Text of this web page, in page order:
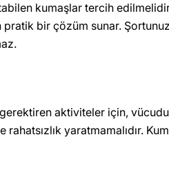
kumaşlar tercih
bir çözüm sunar.
aktiviteler için,
yaratmamalıdır.